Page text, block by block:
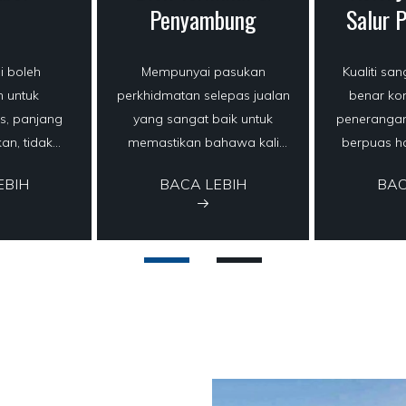
boleh
untuk
panjang
tidak
Penyambung
Mempunyai pasukan
perkhidmatan selepas jualan
yang sangat baik untuk
memastikan bahawa kali
menyelesaikan masalah
pelanggan selepas jualan.
BACA LEBIH
Salur
Kualiti
benar
berpuas